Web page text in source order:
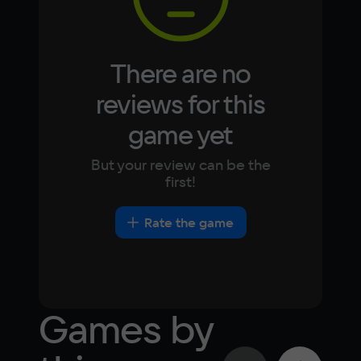
DirectX(R): 9.0, Звуковая карта:
совместимая c DirectX
There are no
reviews for this
game yet
But your review can be the
first!
Rate the game
Games by